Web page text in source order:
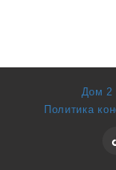
Дом
Политика